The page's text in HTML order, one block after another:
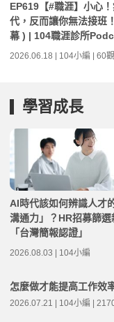
EP619【#職涯】小心
代，反而讓你無法接班
幕 ) | 104職涯診所
2026.06.18 | 104小編 | 60
學習成長
AI時代該如何辨識人才
溝通力」？HR招募篩選
「台灣簡報認證」
2026.08.03 | 104小編
怎麼做才能提高工作效
2026.07.21 | 104小編 |